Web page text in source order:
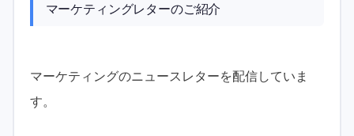
マーケティングレターのご紹介
マーケティングのニュースレターを配信していま
す。